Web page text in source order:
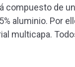
compuesto de
aluminio. Por
multicapa.